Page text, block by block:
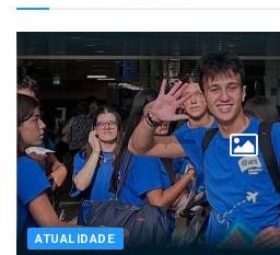
ATUALIDADE